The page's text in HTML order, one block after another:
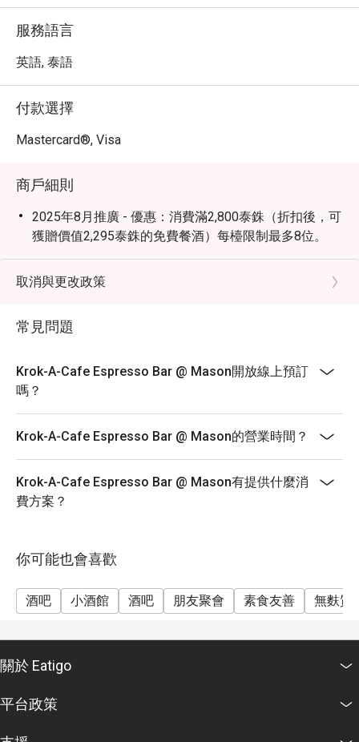
體驗泰國的都會夜生活。
服務語言
英語, 泰語
付款選擇
Mastercard®, Visa
商戶細則
2025年8月推廣 - 優惠：消費滿2,800泰銖（折扣後，可
獲贈價值2,295泰銖的免費餐酒）每檯限制最多8位。
取消與更改政策
常見問題
Krok-A-Cafe Espresso Bar @ Mason開放線上預訂
嗎？
Krok-A-Cafe Espresso Bar @ Mason的營業時間？
Krok-A-Cafe Espresso Bar @ Mason有提供什麼消
費方案？
你可能也會喜歡
酒吧 小酒館 酒吧 朋友聚會 素食友善 無麩質
關於 Eatigo
平台政策